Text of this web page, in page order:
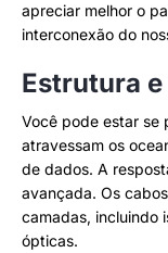
apreciar melhor o
interconexão do
Estrutura
Você pode estar se
atravessam os
de dados. A
avançada. Os
camadas, incluindo
ópticas.